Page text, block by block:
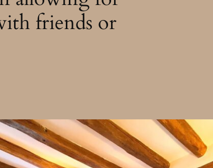
friends or